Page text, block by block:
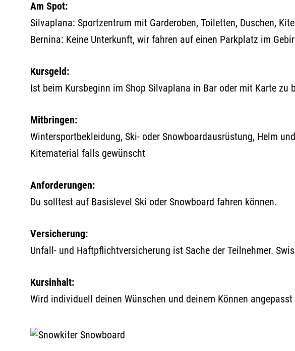
Am Spot:
Silvaplana: Sportzentrum mit Garderoben, Toiletten, Duschen,
Bernina: Keine Unterkunft, wir fahren auf einen Parkplatz im
Kursgeld:
Ist beim Kursbeginn im Shop Silvaplana in Bar oder mit Karte
Mitbringen:
Wintersportbekleidung, Ski- oder Snowboardausrüstung, Helm
Kitematerial falls gewünscht
Anforderungen:
Du solltest auf Basislevel Ski oder Snowboard fahren können.
Versicherung:
Unfall- und Haftpflichtversicherung ist Sache der Teilnehmer.
Kursinhalt:
Wird individuell deinen Wünschen und deinem Können angepasst